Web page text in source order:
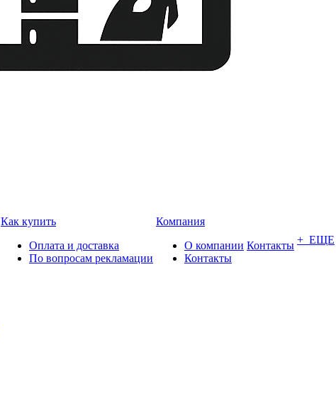
Как купить
Оплата и доставка
По вопросам рекламации
Компания
О компании
Контакты
Контакты + ЕЩЕ